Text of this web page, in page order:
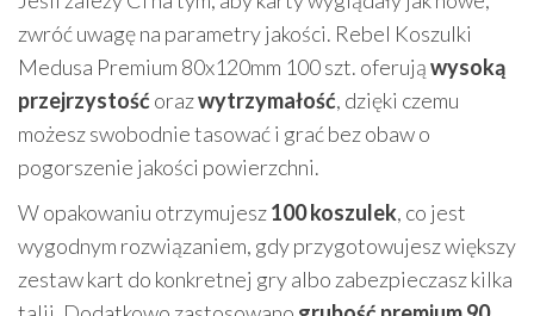
zwróć uwagę na parametry jakości. Rebel Koszulki
Medusa Premium 80x120mm 100 szt. oferująwysoką
przejrzystośćorazwytrzymałość, dzięki czemu
możesz swobodnie tasować i grać bez obaw o
pogorszenie jakości powierzchni.
W opakowaniu otrzymujesz100 koszulek, co jest
wygodnym rozwiązaniem, gdy przygotowujesz większy
zestaw kart do konkretnej gry albo zabezpieczasz kilka